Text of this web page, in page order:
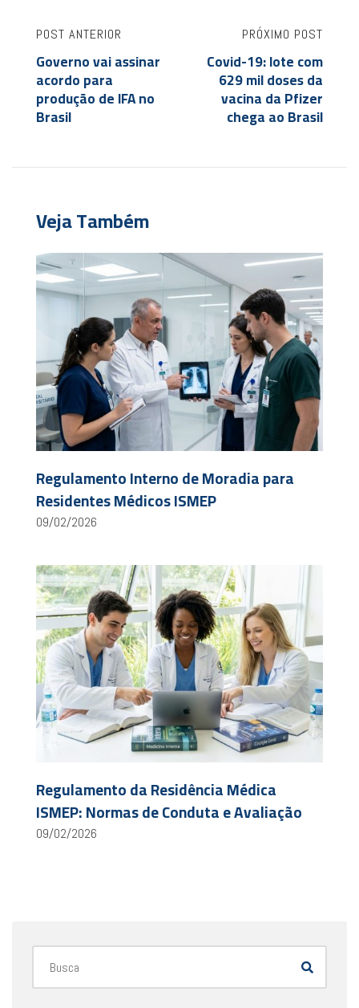
POST ANTERIOR
Governo vai assinar
acordo para
produção de IFA no
Brasil
PRÓXIMO POST
Covid-19: lote com
629 mil doses da
vacina da Pfizer
chega ao Brasil
Veja Também
Regulamento Interno de Moradia para
Residentes Médicos ISMEP
09/02/2026
Regulamento da Residência Médica
ISMEP: Normas de Conduta e Avaliação
09/02/2026